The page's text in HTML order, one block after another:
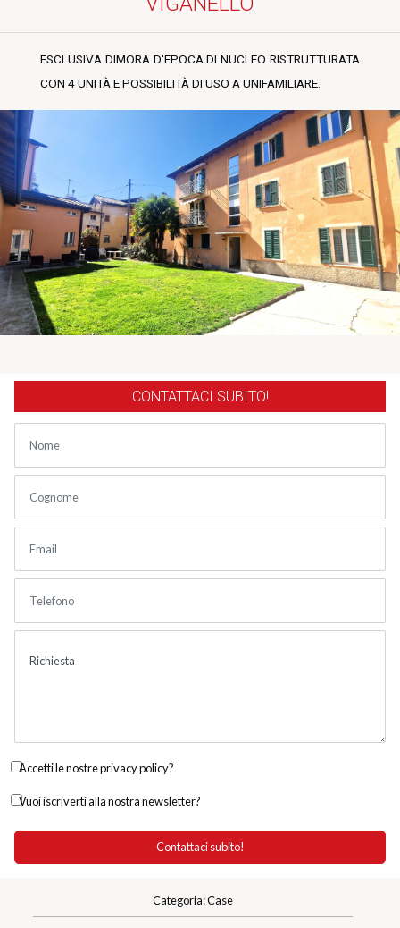
ESCLUSIVA DIMORA D'EPOCA DI NUCLEO RISTRUTTURATA
CON 4 UNITÀ E POSSIBILITÀ DI USO A UNIFAMILIARE.
CONTATTACI SUBITO!
Accetti le nostre privacy policy?
Vuoi iscriverti alla nostra newsletter?
Categoria: Case